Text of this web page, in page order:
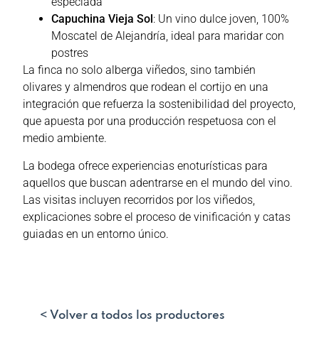
Capuchina Vieja Sol : Un vino dulce joven, 100%
Moscatel de Alejandría, ideal para maridar con
postres​
La finca no solo alberga viñedos, sino también
olivares y almendros que rodean el cortijo en una
integración que refuerza la sostenibilidad del proyecto,
que apuesta por una producción respetuosa con el
medio ambiente.
La bodega ofrece experiencias enoturísticas para
aquellos que buscan adentrarse en el mundo del vino.
Las visitas incluyen recorridos por los viñedos,
explicaciones sobre el proceso de vinificación y catas
guiadas en un entorno único.
< Volver a todos los productores